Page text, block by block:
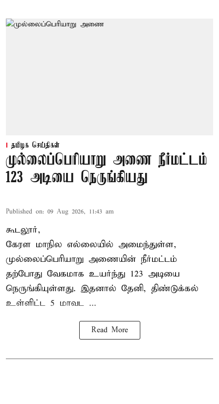
தமிழக செய்திகள்
முல்லைப்பெரியாறு அணை நீர்மட்டம்
123 அடியை நெருங்கியது
Published on: 09 Aug 2026, 11:43 am
கூடலூர்,
கேரள மாநில எல்லையில் அமைந்துள்ள,
முல்லைப்பெரியாறு அணையின் நீர்மட்டம்
தற்போது வேகமாக உயர்ந்து 123 அடியை
நெருங்கியுள்ளது. இதனால் தேனி, திண்டுக்கல்
உள்ளிட்ட 5 மாவட ...
Read More